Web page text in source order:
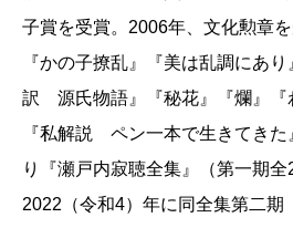
子賞を受賞。2006年、文化勲章
『かの子撩乱』『美は乱調にあ
訳 源氏物語』『秘花』『爛』『
『私解説 ペン一本で生きてきた
り『瀬戸内寂聴全集』（第一期全
2022（令和4）年に同全集第二期